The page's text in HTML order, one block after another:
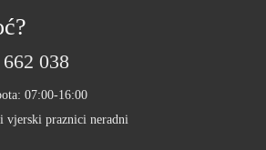
038
07:00-16:00
vjerski praznici neradni